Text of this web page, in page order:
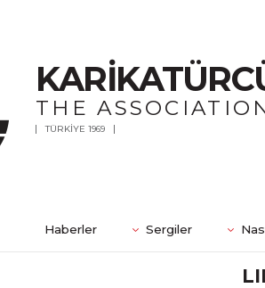
THE
TÜRKİYE 1969
Haberler Sergiler